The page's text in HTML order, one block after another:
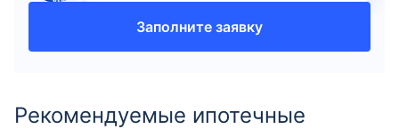
Заполните заявку
Рекомендуемые ипотечные